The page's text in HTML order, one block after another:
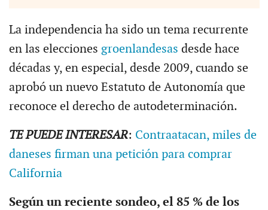
La independencia ha sido un tema recurrente
en las elecciones groenlandesas desde hace
décadas y, en especial, desde 2009, cuando se
aprobó un nuevo Estatuto de Autonomía que
reconoce el derecho de autodeterminación.
TE PUEDE INTERESAR: Contraatacan, miles de
daneses firman una petición para comprar
California
Según un reciente sondeo, el 85 % de los